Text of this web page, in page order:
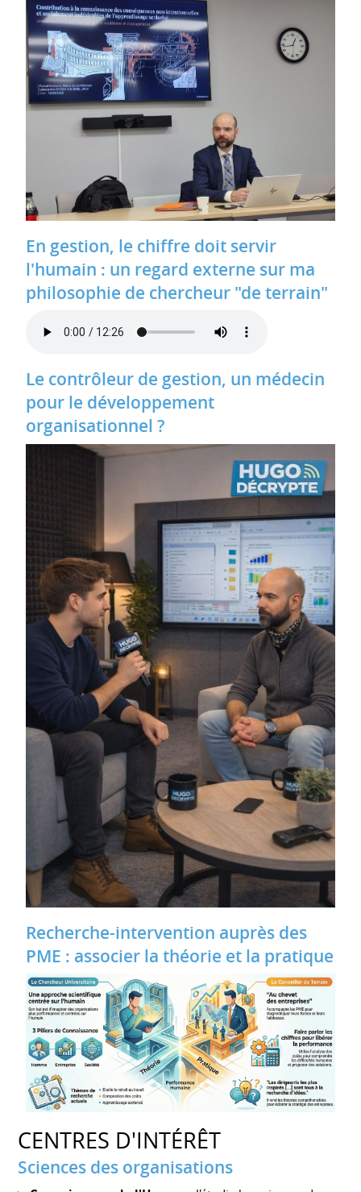
En gestion, le chiffre doit servir
l'humain : un regard externe sur ma
philosophie de chercheur "de terrain"
Le contrôleur de gestion, un médecin
pour le développement
organisationnel ?
Recherche-intervention auprès des
PME : associer la théorie et la pratique
CENTRES D'INTÉRÊT
Sciences des organisations